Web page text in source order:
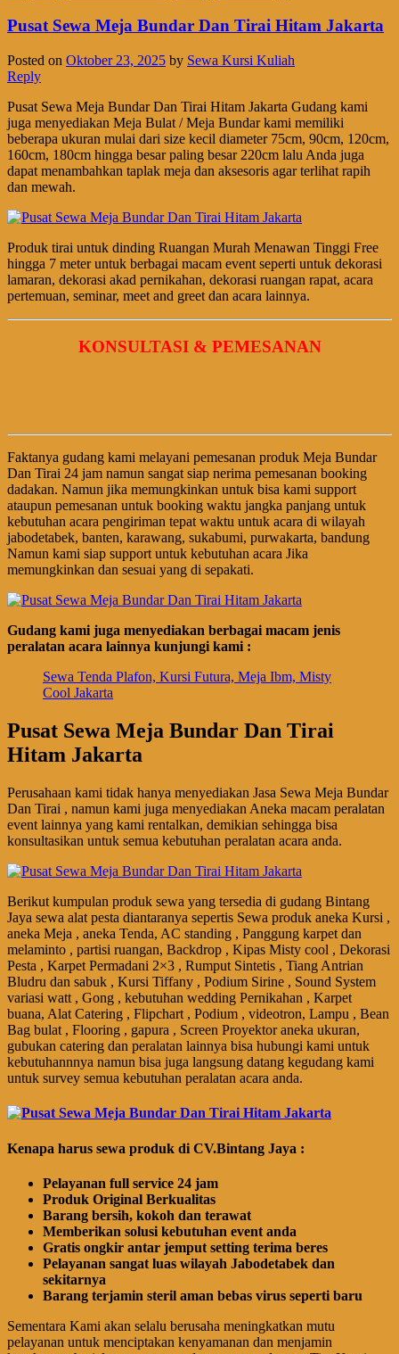
Pusat Sewa Meja Bundar Dan Tirai Hitam Jakarta
Posted on Oktober 23, 2025 by Sewa Kursi Kuliah
Reply
Pusat Sewa Meja Bundar Dan Tirai Hitam Jakarta Gudang kami
juga menyediakan Meja Bulat / Meja Bundar kami memiliki
beberapa ukuran mulai dari size kecil diameter 75cm, 90cm, 120cm,
160cm, 180cm hingga besar paling besar 220cm lalu Anda juga
dapat menambahkan taplak meja dan aksesoris agar terlihat rapih
dan mewah.
Produk tirai untuk dinding Ruangan Murah Menawan Tinggi Free
hingga 7 meter untuk berbagai macam event seperti untuk dekorasi
lamaran, dekorasi akad pernikahan, dekorasi ruangan rapat, acara
pertemuan, seminar, meet and greet dan acara lainnya.
KONSULTASI & PEMESANAN
Faktanya gudang kami melayani pemesanan produk Meja Bundar
Dan Tirai 24 jam namun sangat siap nerima pemesanan booking
dadakan. Namun jika memungkinkan untuk bisa kami support
ataupun pemesanan untuk booking waktu jangka panjang untuk
kebutuhan acara pengiriman tepat waktu untuk acara di wilayah
jabodetabek, banten, karawang, sukabumi, purwakarta, bandung
Namun kami siap support untuk kebutuhan acara Jika
memungkinkan dan sesuai yang di sepakati.
Gudang kami juga menyediakan berbagai macam jenis
peralatan acara lainnya kunjungi kami :
Sewa Tenda Plafon, Kursi Futura, Meja Ibm, Misty
Cool Jakarta
Pusat Sewa Meja Bundar Dan Tirai
Hitam Jakarta
Perusahaan kami tidak hanya menyediakan Jasa Sewa Meja Bundar
Dan Tirai , namun kami juga menyediakan Aneka macam peralatan
event lainnya yang kami rentalkan, demikian sehingga bisa
konsultasikan untuk semua kebutuhan peralatan acara anda.
Berikut kumpulan produk sewa yang tersedia di gudang Bintang
Jaya sewa alat pesta diantaranya sepertis Sewa produk aneka Kursi ,
aneka Meja , aneka Tenda, AC standing , Panggung karpet dan
melaminto , partisi ruangan, Backdrop , Kipas Misty cool , Dekorasi
Pesta , Karpet Permadani 2×3 , Rumput Sintetis , Tiang Antrian
Bludru dan sabuk , Kursi Tiffany , Podium Sirine , Sound System
variasi watt , Gong , kebutuhan wedding Pernikahan , Karpet
buana, Alat Catering , Flipchart , Podium , videotron, Lampu , Bean
Bag bulat , Flooring , gapura , Screen Proyektor aneka ukuran,
gubukan catering dan peralatan lainnya bisa hubungi kami untuk
kebutuhannnya namun bisa juga langsung datang kegudang kami
untuk survey semua kebutuhan peralatan acara anda.
Kenapa harus sewa produk di CV.Bintang Jaya :
Pelayanan full service 24 jam
Produk Original Berkualitas
Barang bersih, kokoh dan terawat
Memberikan solusi kebutuhan event anda
Gratis ongkir antar jemput setting terima beres
Pelayanan sangat luas wilayah Jabodetabek dan
sekitarnya
Barang terjamin steril aman bebas virus seperti baru
Sementara Kami akan selalu berusaha meningkatkan mutu
pelayanan untuk menciptakan kenyamanan dan menjamin